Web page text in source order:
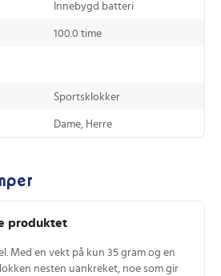
Innebygd batteri
100.0 time
Sportsklokker
Dame, Herre
produktet
Med en vekt på kun 35 gram og en
nesten uankreket, noe som gir